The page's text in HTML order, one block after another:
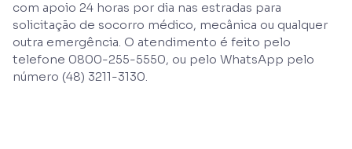
com apoio 24 horas por dia nas estradas para
solicitação de socorro médico, mecânica ou qualquer
outra emergência. O atendimento é feito pelo
telefone 0800-255-5550, ou pelo WhatsApp pelo
número (48) 3211-3130.